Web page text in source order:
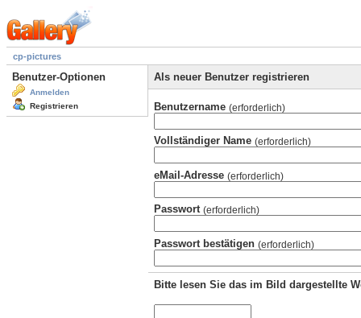
cp-pictures
Benutzer-Optionen
Anmelden
Registrieren
Als neuer Benutzer registrieren
Benutzername (erforderlich)
Vollständiger Name (erforderlich)
eMail-Adresse (erforderlich)
Passwort (erforderlich)
Passwort bestätigen (erforderlich)
Bitte lesen Sie das im Bild dargestellte